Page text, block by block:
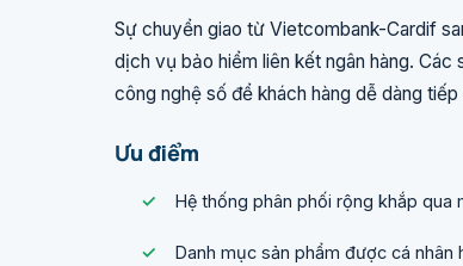
Sự chuyển giao từ Vietcombank-Cardif
dịch vụ bảo hiểm liên kết ngân hàng.
công nghệ số để khách hàng dễ dàng
Ưu điểm
Hệ thống phân phối rộng khắp qua
Danh mục sản phẩm được cá